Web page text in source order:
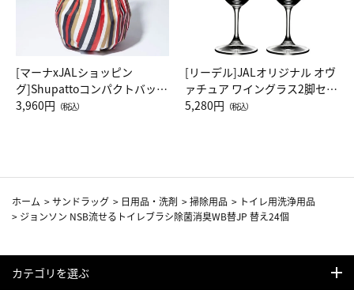
[マーナxJALショッピン
グ]Shupattoコンパクトバッグ
Drop JAL客室乗務員（LC）ス
3,960円 （税込）
[リーデル]JALオリジナル オヴ
ァチュア ワイングラス2脚セッ
ト（レッドワイン）
5,280円 （税込）
ホーム >サンドラッグ > 日用品・洗剤 >掃除用品 > トイレ用洗浄用品
> ジョンソン NSB流せるトイレブラシ除菌消臭WB替JP 替え24個
カテゴリを選ぶ